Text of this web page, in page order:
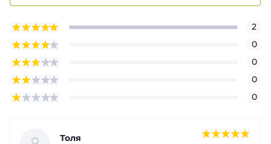
2
0
0
0
0
Толя